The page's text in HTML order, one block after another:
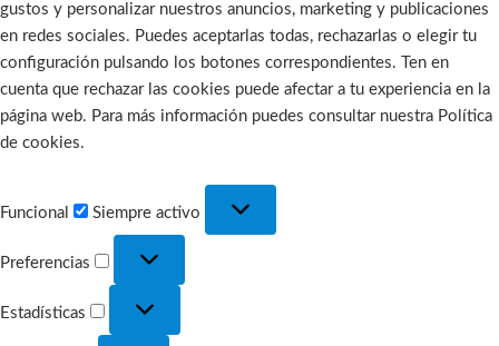
gustos y personalizar nuestros anuncios, marketing y publicaciones
en redes sociales. Puedes aceptarlas todas, rechazarlas o elegir tu
configuración pulsando los botones correspondientes. Ten en
cuenta que rechazar las cookies puede afectar a tu experiencia en la
página web. Para más información puedes consultar nuestra Política
de cookies.
Funcional Siempre activo
Preferencias
Estadísticas